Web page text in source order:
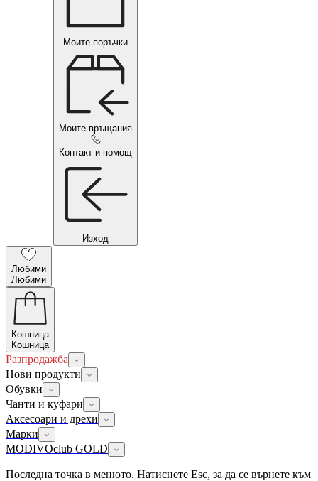
Моите поръчки
Моите връщания
Контакт и помощ
Изход
Любими
Любими
Кошница
Кошница
Разпродажба
Нови продукти
Обувки
Чанти и куфари
Аксесоари и дрехи
Марки
MODIVOclub GOLD
Последна точка в менюто. Натиснете Esc, за да се върнете към